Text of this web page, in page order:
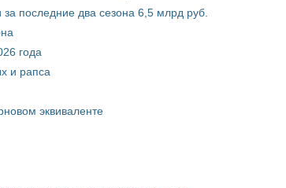
последние два сезона 6,5 млрд руб.
года
и рапса
эквиваленте